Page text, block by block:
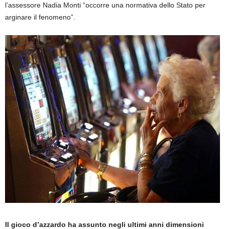
l’assessore Nadia Monti “occorre una normativa dello Stato per
arginare il fenomeno”.
Il gioco d’azzardo ha assunto negli ultimi anni dimensioni